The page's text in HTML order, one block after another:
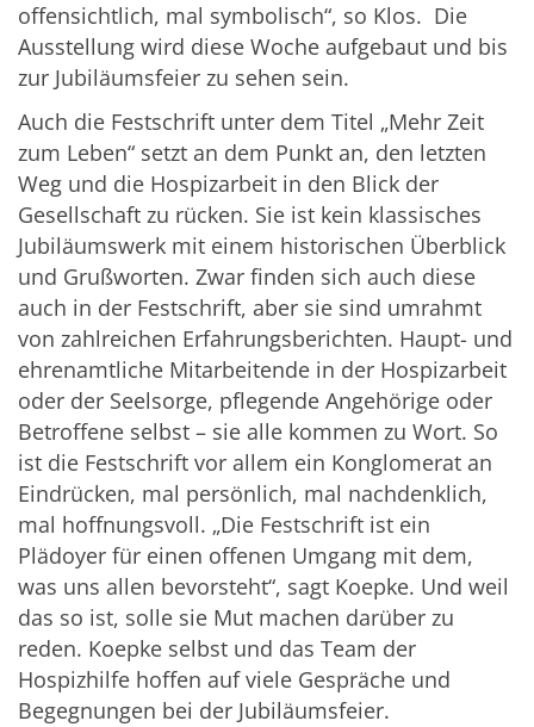
offensichtlich, mal symbolisch“, so Klos. Die
Ausstellung wird diese Woche aufgebaut und bis
zur Jubiläumsfeier zu sehen sein.
Auch die Festschrift unter dem Titel „Mehr Zeit
zum Leben“ setzt an dem Punkt an, den letzten
Weg und die Hospizarbeit in den Blick der
Gesellschaft zu rücken. Sie ist kein klassisches
Jubiläumswerk mit einem historischen Überblick
und Grußworten. Zwar finden sich auch diese
auch in der Festschrift, aber sie sind umrahmt
von zahlreichen Erfahrungsberichten. Haupt- und
ehrenamtliche Mitarbeitende in der Hospizarbeit
oder der Seelsorge, pflegende Angehörige oder
Betroffene selbst – sie alle kommen zu Wort. So
ist die Festschrift vor allem ein Konglomerat an
Eindrücken, mal persönlich, mal nachdenklich,
mal hoffnungsvoll. „Die Festschrift ist ein
Plädoyer für einen offenen Umgang mit dem,
was uns allen bevorsteht“, sagt Koepke. Und weil
das so ist, solle sie Mut machen darüber zu
reden. Koepke selbst und das Team der
Hospizhilfe hoffen auf viele Gespräche und
Begegnungen bei der Jubiläumsfeier.